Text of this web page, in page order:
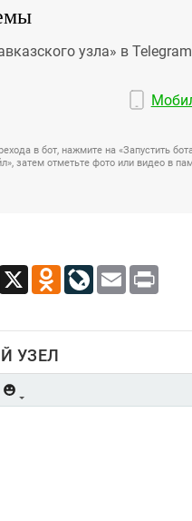
узла» в Telegram
в бот, нажмите на «Запустить
затем отметьте фото или видео в
Viber X Odnoklassniki
LiveJournal
Email
УЗЕЛ